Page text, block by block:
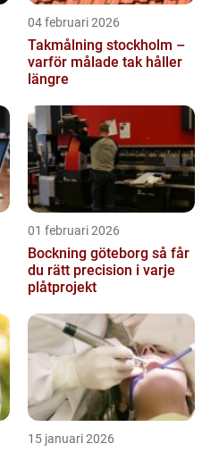
04 februari 2026
Takmålning stockholm –
varför målade tak håller
längre
01 februari 2026
Bockning göteborg så får
du rätt precision i varje
plåtprojekt
15 januari 2026